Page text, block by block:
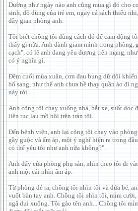
Dường như ngày nào anh cũng mua gì đó cho
sinh, đồ dùng của trẻ em, ngay cả sách thiếu
đầy gian phòng anh.
Tôi biết chồng tôi dùng cách đó để cảm động
thấy gì nữa. Anh đành giam mình trong phòng,
cạch", có lẽ anh đang yêu đương trên mạng,
có ý nghĩa gì.
Đêm cuối mùa xuân, cơn đau bụng dữ dội
bổ sang, như thể anh chưa hề thay quần áo đi
này tới.
Anh cõng tôi chạy xuống nhà, bắt xe, suốt dọc
liên tục lau mồ hôi trên trán tôi.
Đến bệnh viện, anh lại cõng tôi chạy vào
gầy guộc và ấm áp, một ý nghĩ hiện ra trong
có thể yêu tôi như anh nữa không?".
Anh đẩy cửa phòng phụ sản, nhìn theo tôi đi
anh một cái nhìn ấm áp.
Từ phòng đẻ ra, chồng tôi nhìn tôi và đứa bé,
vuốt bàn tay anh. Chồng tôi nhìn tôi, mỉm cười,
ngã dụi xuống. Tôi gào tên anh... Chồng tôi